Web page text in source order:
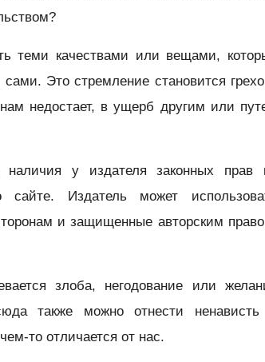
теми качествами или вещами,
Это стремление становится
недостает, в ущерб другим или
у издателя законных прав
Издатель может
и защищенные авторским
злоба, негодование или
также можно отнести
то отличается от нас.